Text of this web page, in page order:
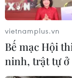
vietnamplus.vn
Bế mạc Hội
ninh, trật tự ở